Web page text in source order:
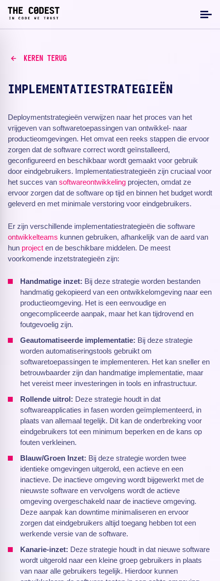
KEREN TERUG
IMPLEMENTATIESTRATEGIEËN
Deploymentstrategieën verwijzen naar het proces van het
vrijgeven van softwaretoepassingen van ontwikkel- naar
productieomgevingen. Het omvat een reeks stappen die ervoor
zorgen dat de software correct wordt geïnstalleerd,
geconfigureerd en beschikbaar wordt gemaakt voor gebruik
door eindgebruikers. Implementatiestrategieën zijn cruciaal voor
het succes van softwareontwikkeling projecten, omdat ze
ervoor zorgen dat de software op tijd en binnen het budget wordt
geleverd en met minimale verstoring voor eindgebruikers.
Er zijn verschillende implementatiestrategieën die software
ontwikkelteams kunnen gebruiken, afhankelijk van de aard van
hun project en de beschikbare middelen. De meest
voorkomende inzetstrategieën zijn:
Handmatige inzet: Bij deze strategie worden bestanden
handmatig gekopieerd van een ontwikkelomgeving naar een
productieomgeving. Het is een eenvoudige en
ongecompliceerde aanpak, maar het kan tijdrovend en
foutgevoelig zijn.
Geautomatiseerde implementatie: Bij deze strategie
worden automatiseringstools gebruikt om
softwaretoepassingen te implementeren. Het kan sneller en
betrouwbaarder zijn dan handmatige implementatie, maar
het vereist meer investeringen in tools en infrastructuur.
Rollende uitrol: Deze strategie houdt in dat
softwareapplicaties in fasen worden geïmplementeerd, in
plaats van allemaal tegelijk. Dit kan de onderbreking voor
eindgebruikers tot een minimum beperken en de kans op
fouten verkleinen.
Blauw/Groen Inzet: Bij deze strategie worden twee
identieke omgevingen uitgerold, een actieve en een
inactieve. De inactieve omgeving wordt bijgewerkt met de
nieuwste software en vervolgens wordt de actieve
omgeving overgeschakeld naar de inactieve omgeving.
Deze aanpak kan downtime minimaliseren en ervoor
zorgen dat eindgebruikers altijd toegang hebben tot een
werkende versie van de software.
Kanarie-inzet: Deze strategie houdt in dat nieuwe software
wordt uitgerold naar een kleine groep gebruikers in plaats
van naar alle gebruikers tegelijk. Hierdoor kunnen